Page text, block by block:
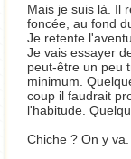
Mais je suis là. Il
foncée, au fond
Je retente
Je vais essayer
peut-être un peu
minimum.
coup il faudrait
l'habitude.
Chiche ? On y va.